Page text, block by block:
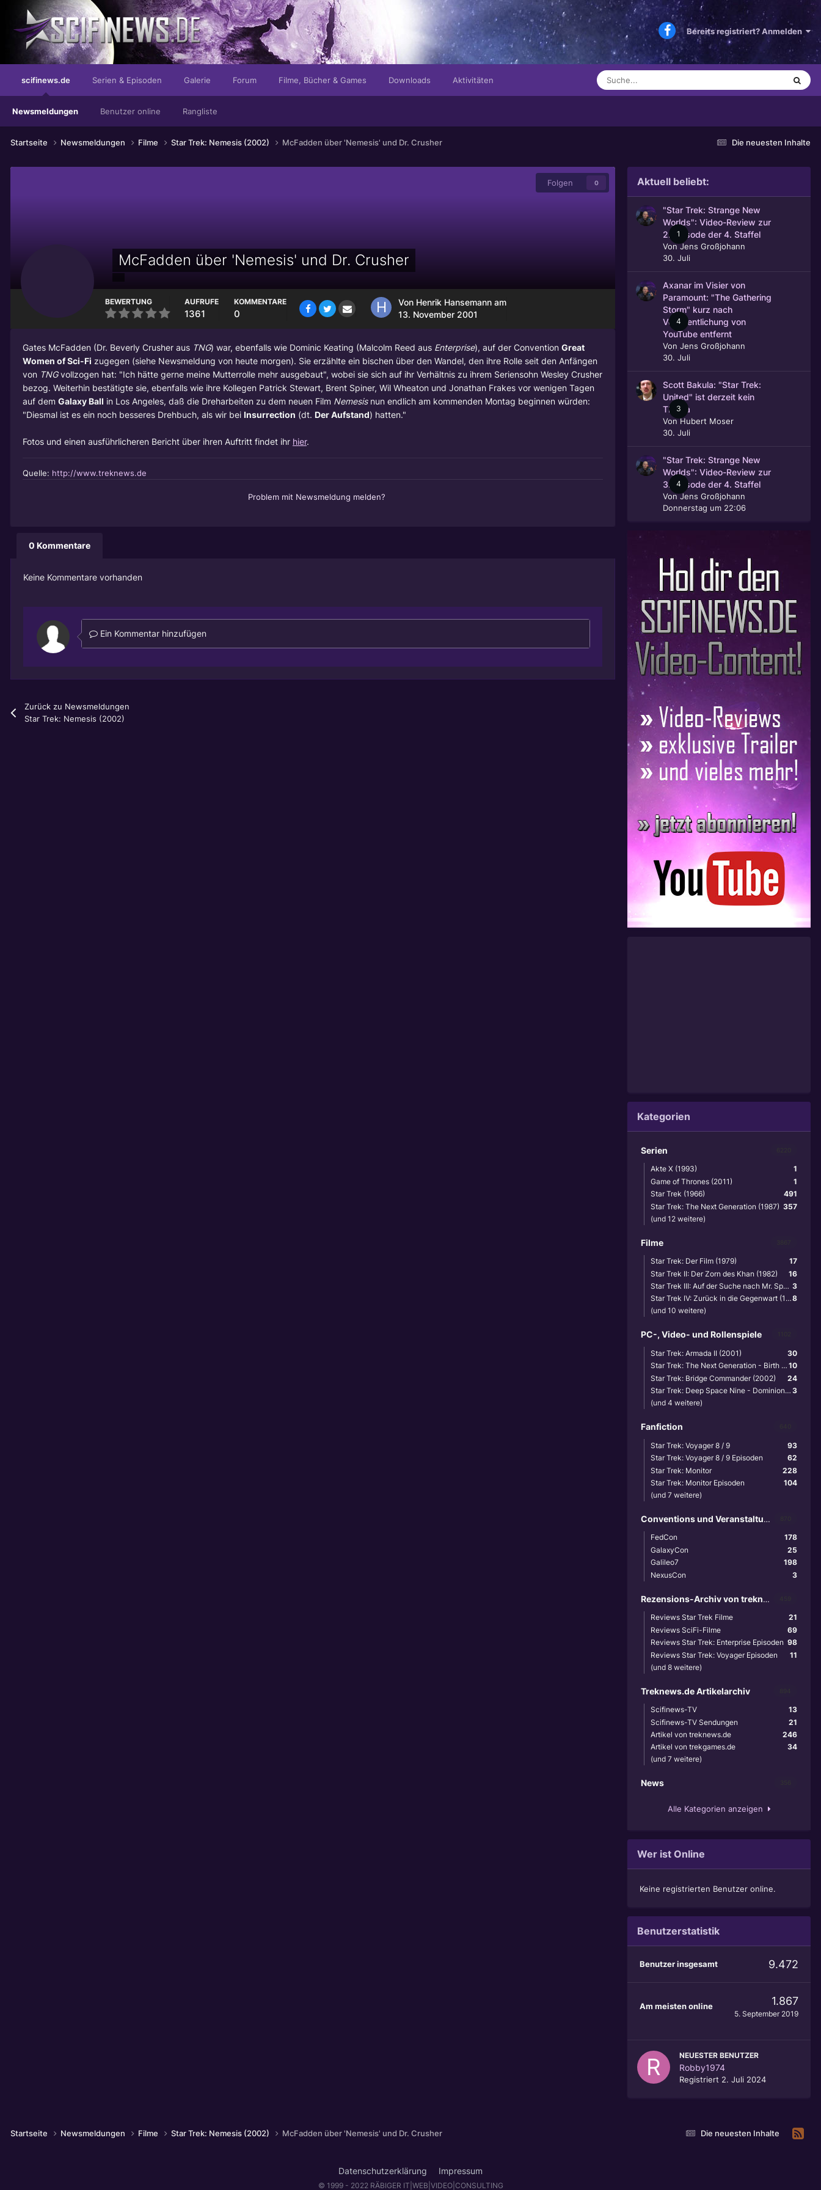
Bereits registriert? Anmelden
scifinews.de
Newsmeldungen Benutzer online Rangliste
Serien & Episoden Galerie Forum Filme, Bücher & Games Downloads Aktivitäten
Die neuesten Inhalte
Startseite Newsmeldungen Filme Star Trek: Nemesis (2002) McFadden über 'Nemesis' und Dr. Crusher
Folgen 0
McFadden über 'Nemesis' und Dr. Crusher
BEWERTUNG AUFRUFE
1361
KOMMENTARE
0
Von Henrik Hansemann am
13. November 2001
Gates McFadden (Dr. Beverly Crusher aus TNG) war, ebenfalls wie Dominic Keating (Malcolm Reed aus Enterprise), auf der Convention Great
Women of Sci-Fi zugegen (siehe Newsmeldung von heute morgen). Sie erzählte ein bischen über den Wandel, den ihre Rolle seit den Anfängen
von TNGvollzogen hat: "Ich hätte gerne meine Mutterrolle mehr ausgebaut", wobei sie sich auf ihr Verhältnis zu ihrem Seriensohn Wesley Crusher
bezog. Weiterhin bestätigte sie, ebenfalls wie ihre Kollegen Patrick Stewart, Brent Spiner, Wil Wheaton und Jonathan Frakes vor wenigen Tagen
auf dem Galaxy Ball in Los Angeles, daß die Dreharbeiten zu dem neuen Film Nemesisnun endlich am kommenden Montag beginnen würden:
"Diesmal ist es ein noch besseres Drehbuch, als wir bei Insurrection (dt. Der Aufstand) hatten."
Fotos und einen ausführlicheren Bericht über ihren Auftritt findet ihr hier.
Quelle: http://www.treknews.de
Problem mit Newsmeldung melden?
0 Kommentare
Keine Kommentare vorhanden
Ein Kommentar hinzufügen
Zurück zu Newsmeldungen
Star Trek: Nemesis (2002)
Aktuell beliebt:
1
"Star Trek: Strange New
Worlds": Video-Review zur
2. Episode der 4. Staffel
VonJens Großjohann
30. Juli
4
Axanar im Visier von
Paramount: "The Gathering
Storm" kurz nach
Veröffentlichung von
YouTube entfernt
Von Jens Großjohann
30. Juli
3
Scott Bakula: "Star Trek:
United" ist derzeit kein
Thema
VonHubert Moser
30. Juli
4
"Star Trek: Strange New
Worlds": Video-Review zur
3. Episode der 4. Staffel
VonJens Großjohann
Donnerstag um 22:06
Kategorien
Serien
1
Akte X (1993)
1
Game of Thrones (2011)
491
Star Trek (1966)
357
Star Trek: The Next Generation (1987)
(und 12 weitere)
Filme
17
Star Trek: Der Film (1979)
16
Star Trek II: Der Zorn des Khan (1982)
3
Star Trek III: Auf der Suche nach Mr. Spock (1984)
8
Star Trek IV: Zurück in die Gegenwart (1986)
(und 10 weitere)
PC-, Video- und Rollenspiele
30
Star Trek: Armada II (2001)
10
Star Trek: The Next Generation - Birth of the Federation (1999)
24
Star Trek: Bridge Commander (2002)
3
Star Trek: Deep Space Nine - Dominion Wars (2001)
(und 4 weitere)
Fanfiction
93
Star Trek: Voyager 8 / 9
62
Star Trek: Voyager 8 / 9 Episoden
228
Star Trek: Monitor
104
Star Trek: Monitor Episoden
(und 7 weitere)
Conventions und Veranstaltungen
178
FedCon
25
GalaxyCon
198
Galileo7
3
NexusCon
Rezensions-Archiv von treknews.de
21
Reviews Star Trek Filme
69
Reviews SciFi-Filme
98
Reviews Star Trek: Enterprise Episoden
11
Reviews Star Trek: Voyager Episoden
(und 8 weitere)
Treknews.de Artikelarchiv
13
Scifinews-TV
21
Scifinews-TV Sendungen
246
Artikel von treknews.de
34
Artikel von trekgames.de
(und 7 weitere)
News
Alle Kategorien anzeigen
Wer ist Online
Keine registrierten Benutzer online.
Benutzerstatistik
Benutzer insgesamt 9.472
Am meisten online 1.867
5. September 2019
NEUESTER BENUTZER
Robby1974
Registriert 2. Juli 2024
Die neuesten Inhalte
Startseite Newsmeldungen Filme Star Trek: Nemesis (2002) McFadden über 'Nemesis' und Dr. Crusher
Datenschutzerklärung Impressum
© 1999 - 2022 RÄBIGER IT|WEB|VIDEO|CONSULTING